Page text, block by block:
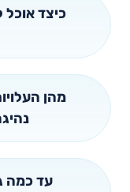
כיצד אוכל
מהן
עד כמה